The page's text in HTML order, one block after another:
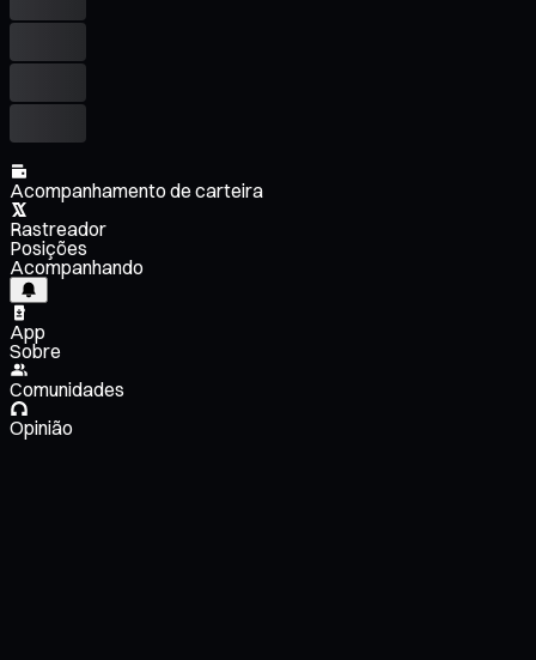
Acompanhamento de carteira
Rastreador
Posições
Acompanhando
App
Sobre
Comunidades
Opinião